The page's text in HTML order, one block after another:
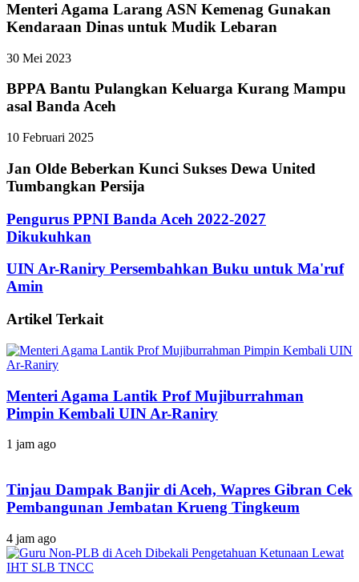
Menteri Agama Larang ASN Kemenag Gunakan
Kendaraan Dinas untuk Mudik Lebaran
30 Mei 2023
BPPA Bantu Pulangkan Keluarga Kurang Mampu
asal Banda Aceh
10 Februari 2025
Jan Olde Beberkan Kunci Sukses Dewa United
Tumbangkan Persija
Pengurus PPNI Banda Aceh 2022-2027
Dikukuhkan
UIN Ar-Raniry Persembahkan Buku untuk Ma'ruf
Amin
Artikel Terkait
Menteri Agama Lantik Prof Mujiburrahman
Pimpin Kembali UIN Ar-Raniry
1 jam ago
Tinjau Dampak Banjir di Aceh, Wapres Gibran Cek
Pembangunan Jembatan Krueng Tingkeum
4 jam ago